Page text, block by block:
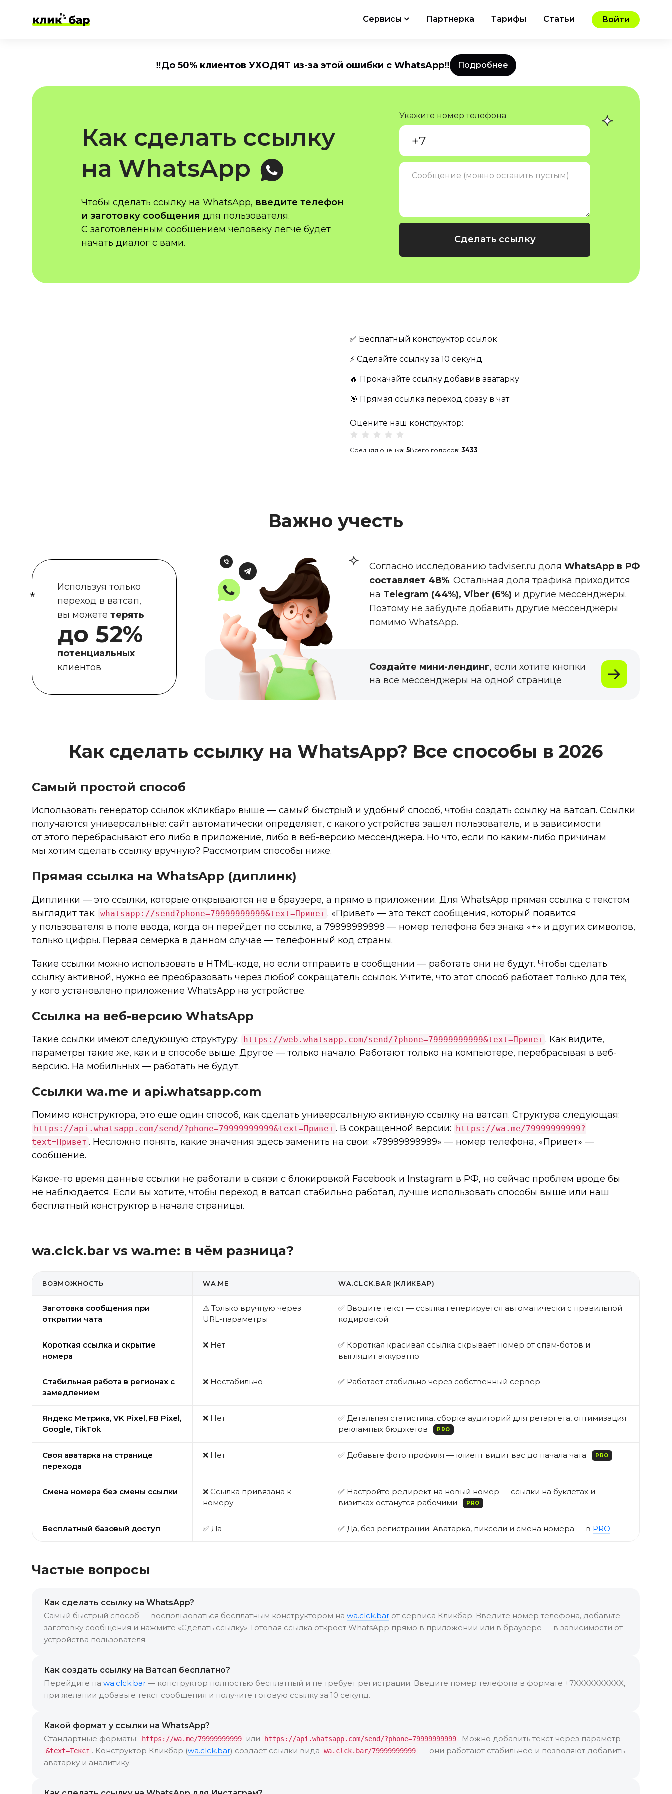
Сервисы Партнерка Тарифы Статьи Войти
‼️До 50% клиентов УХОДЯТ из-за этой ошибки с WhatsApp‼️ Подробнее
Как сделать ссылку
на WhatsApp
Чтобы сделать ссылку на WhatsApp, введите телефон
и заготовку сообщения для пользователя.
С заготовленным сообщением человеку легче будет
начать диалог с вами.
Укажите номер телефона
Сделать ссылку
✅ Бесплатный конструктор ссылок
⚡️ Сделайте ссылкуза 10 секунд
🔥️ Прокачайте ссылкудобавив аватарку
🎯 Прямая ссылка переход сразу в чат
Оцените наш конструктор:
Средняя оценка: 5Всего голосов: 3433
Важно учесть
Используя только
переход в ватсап,
вы можете терять
до 52%
потенциальных
клиентов
Согласно исследованию tadviser.ru доля WhatsApp в РФ
составляет 48%. Остальная доля трафика приходится
на Telegram (44%), Viber (6%) и другие мессенджеры.
Поэтому не забудьте добавить другие мессенджеры
помимо WhatsApp.
Создайте мини-лендинг, если хотите кнопки
на все мессенджеры на одной странице
Как сделать ссылку на WhatsApp? Все способы в 2026
Самый простой способ
Использовать генератор ссылок «Кликбар» выше — самый быстрый и удобный способ, чтобы создать ссылку на ватсап. Ссылки
получаются универсальные: сайт автоматически определяет, с какого устройства зашел пользователь, и в зависимости
от этого перебрасывают его либо в приложение, либо в веб-версию мессенджера. Но что, если по каким-либо причинам
мы хотим сделать ссылку вручную? Рассмотрим способы ниже.
Прямая ссылка на WhatsApp (диплинк)
Диплинки — это ссылки, которые открываются не в браузере, а прямо в приложении. Для WhatsApp прямая ссылка с текстом
выглядит так: whatsapp://send?phone=79999999999&text=Привет . «Привет» — это текст сообщения, который появится
у пользователя в поле ввода, когда он перейдет по ссылке, а 79999999999 — номер телефона без знака «+» и других символов,
только цифры. Первая семерка в данном случае — телефонный код страны.
Такие ссылки можно использовать в HTML-коде, но если отправить в сообщении — работать они не будут. Чтобы сделать
ссылку активной, нужно ее преобразовать через любой сокращатель ссылок. Учтите, что этот способ работает только для тех,
у кого установлено приложение WhatsApp на устройстве.
Ссылка на веб-версию WhatsApp
Такие ссылки имеют следующую структуру: https://web.whatsapp.com/send/?phone=79999999999&text=Привет . Как видите,
параметры такие же, как и в способе выше. Другое — только начало. Работают только на компьютере, перебрасывая в веб-
версию. На мобильных — работать не будут.
Ссылки wa.me и api.whatsapp.com
Помимо конструктора, это еще один способ, как сделать универсальную активную ссылку на ватсап. Структура следующая:
https://api.whatsapp.com/send/?phone=79999999999&text=Привет . В сокращенной версии: https://wa.me/79999999999?
text=Привет . Несложно понять, какие значения здесь заменить на свои: «79999999999» — номер телефона, «Привет» —
сообщение.
Какое-то время данные ссылки не работали в связи с блокировкой Facebook и Instagram в РФ, но сейчас проблем вроде бы
не наблюдается. Если вы хотите, чтобы переход в ватсап стабильно работал, лучше использовать способы выше или наш
бесплатный конструктор в начале страницы.
wa.clck.bar vs wa.me: в чём разница?
ВОЗМОЖНОСТЬ WA.ME WA.CLCK.BAR (КЛИКБАР)
Заготовка сообщения при
открытии чата
⚠ Только вручную через
URL-параметры
✅ Вводите текст — ссылка генерируется автоматически с правильной
кодировкой
Короткая ссылка и скрытие
номера
❌ Нет
✅ Короткая красивая ссылка скрывает номер от спам-ботов и
выглядит аккуратно
Стабильная работа в регионах с
замедлением
❌ Нестабильно ✅ Работает стабильно через собственный сервер
Яндекс Метрика, VK Pixel, FB Pixel,
Google, TikTok
❌ Нет
✅ Детальная статистика, сборка аудиторий для ретаргета, оптимизация
рекламных бюджетов
PRO
Своя аватарка на странице
перехода
❌ Нет ✅ Добавьте фото профиля — клиент видит вас до начала чата PRO
Смена номера без смены ссылки
❌ Ссылка привязана к
номеру
✅ Настройте редирект на новый номер — ссылки на буклетах и
визитках останутся рабочими
PRO
Бесплатный базовый доступ ✅ Да ✅ Да, без регистрации. Аватарка, пиксели и смена номера — в PRO
Частые вопросы
Как сделать ссылку на WhatsApp?
Самый быстрый способ — воспользоваться бесплатным конструктором на wa.clck.bar от сервиса Кликбар. Введите номер телефона, добавьте
заготовку сообщения и нажмите «Сделать ссылку». Готовая ссылка откроет WhatsApp прямо в приложении или в браузере — в зависимости от
устройства пользователя.
Как создать ссылку на Ватсап бесплатно?
Перейдите на wa.clck.bar — конструктор полностью бесплатный и не требует регистрации. Введите номер телефона в формате +7XXXXXXXXXX,
при желании добавьте текст сообщения и получите готовую ссылку за 10 секунд.
Какой формат у ссылки на WhatsApp?
Стандартные форматы:
https://wa.me/79999999999 или https://api.whatsapp.com/send/?phone=79999999999 . Можно добавить текст через параметр
&text=Текст . Конструктор Кликбар (wa.clck.bar) создаёт ссылки вида wa.clck.bar/79999999999 — они работают стабильнее и позволяют добавить
аватарку и аналитику.